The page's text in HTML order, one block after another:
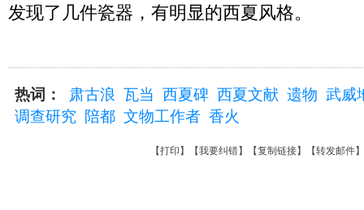
发现了几件瓷器，有明显的西夏风格。
热词： 肃古浪 瓦当 西夏碑 西夏文献 遗物 武威
调查研究
陪都 文物工作者 香火
【打印 】【我要纠错】【复制链接】【转发邮件